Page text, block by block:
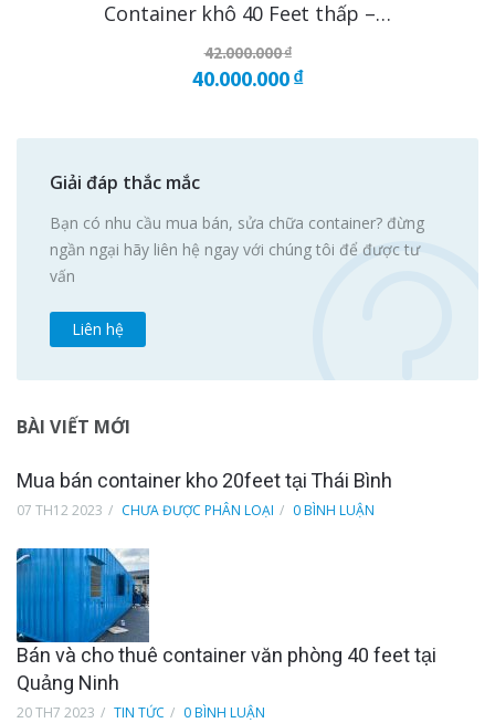
Container khô 40 Feet thấp –…
42.000.000₫
Giá
là:
40.000.000₫
hiện
40.000.000 ₫.
Giải đáp thắc mắc
Bạn có nhu cầu mua bán, sửa chữa container? đừng
ngần ngại hãy liên hệ ngay với chúng tôi để được tư
vấn
Liên hệ
BÀI VIẾT MỚI
Mua bán container kho 20feet tại Thái Bình
07 TH12 2023 CHƯA ĐƯỢC PHÂN LOẠI 0 BÌNH LUẬN
Bán và cho thuê container văn phòng 40 feet tại
Quảng Ninh
20 TH7 2023 TIN TỨC 0 BÌNH LUẬN